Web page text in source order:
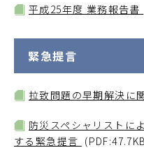
平成25年度 業務報告書
緊急提言
拉致問題の早期解決に
防災スペシャリストに
する緊急提言